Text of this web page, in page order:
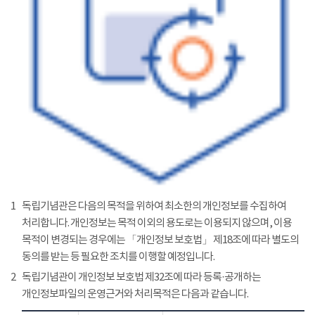
1 독립기념관은 다음의 목적을 위하여 최소한의 개인정보를 수집하여
처리합니다. 개인정보는 목적 이외의 용도로는 이용되지 않으며, 이용
목적이 변경되는 경우에는 「개인정보 보호법」 제18조에 따라 별도의
동의를 받는 등 필요한 조치를 이행할 예정입니다.
2 독립기념관이 개인정보 보호법 제32조에 따라 등록·공개하는
개인정보파일의 운영근거와 처리목적은 다음과 같습니다.